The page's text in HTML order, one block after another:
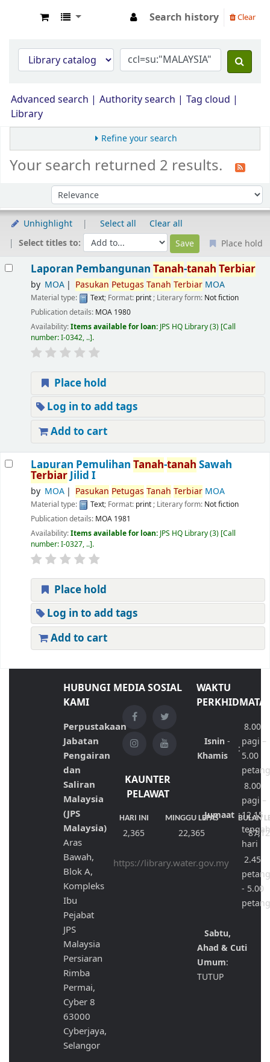
Search history Clear
Advanced search Authority search
Tag cloud
Library
Refine your search
Your search returned 2 results.
Sort by:
Unhighlight Select all
Clear all
Select titles to:
Place hold
Laporan PembangunanTanah-tanah Terbiar
by MOA Pasukan Petugas Tanah TerbiarMOA
Material type: Text; Format: print; Literary form: Not fiction
Publication details: MOA 1980
Availability:Items available for loan: JPS HQ Library(3) Call
number:I-0342, .. .
Place hold
Log in to add tags
Add to cart
Lapuran PemulihanTanah-tanah Sawah
TerbiarJilid I
by MOA Pasukan Petugas Tanah TerbiarMOA
Material type: Text; Format: print; Literary form: Not fiction
Publication details: MOA 1981
Availability:Items available for loan: JPS HQ Library(3) Call
number:I-0327, .. .
Place hold
Log in to add tags
Add to cart
HUBUNGI
KAMI
Perpustakaan
Jabatan
Pengairan
dan
Saliran
Malaysia
(JPS
Malaysia)
Aras
Bawah,
Blok A,
Kompleks
Ibu
Pejabat
JPS
Malaysia
Persiaran
Rimba
Permai,
Cyber 8
63000
Cyberjaya,
Selangor
MEDIA SOSIAL
KAUNTER
PELAWAT
HARI INI MINGGU LEPAS BULAN
2,365 22,365
https://library.water.gov.my
WAKTU
Isnin-
Khamis
:
8.00
pagi –
5.00
Jumaat :
8.00
pagi –
12.15
hari
2.45
- 5.00
Sabtu,
Ahad & Cuti
Umum:
TUTUP